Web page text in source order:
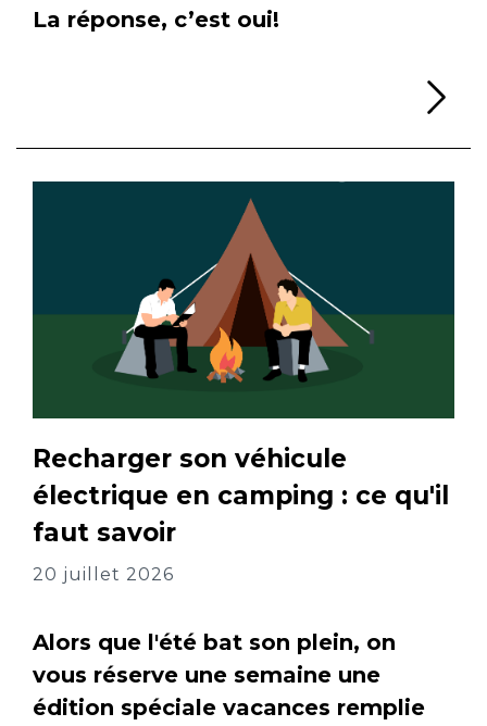
La réponse, c’est oui!
Recharger son véhicule
électrique en camping : ce qu'il
faut savoir
20 juillet 2026
Alors que l'été bat son plein, on
vous réserve une semaine une
édition spéciale vacances remplie